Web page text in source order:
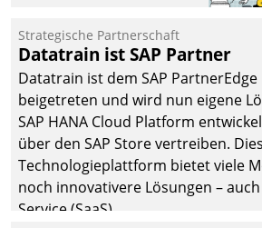
Jahresbeginn eine
Überblick, Einsicht und
Eingriff bietende Lösung.
Zur Entwicklung setzte
man auf
Cloudtechnologie,
bewährte und Startup-
Partner sowie erstmals
agile Projektmethoden.
Strategische Partnerschaft
Datatrain ist SAP Partner
Datatrain ist dem SAP
beigetreten und wird nun eigene
SAP HANA Cloud Platform
über den SAP Store vertreiben.
Technologieplattform bietet viele
noch innovativere Lösungen –
Service (SaaS).